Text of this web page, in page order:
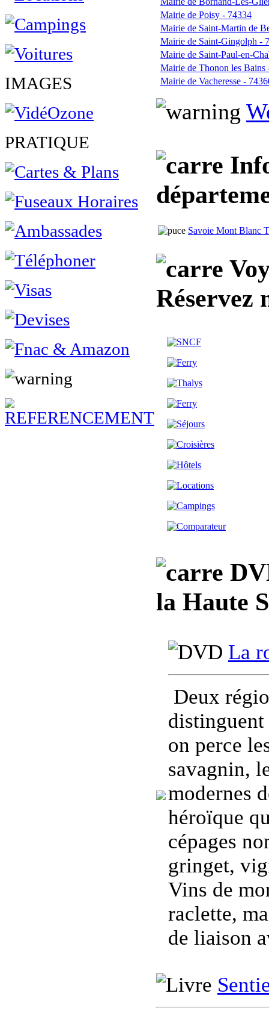
IMAGES
PRATIQUE
Mairie de Poisy - 74334
Mairie de Saint-Martin de
Mairie de Saint-Gingolph -
Mairie de Saint-Paul-en-
Mairie de Thonon les Bains
Mairie de Vacheresse -
Savoie Mont Blanc
Réservez
la Haute
La
Deux
on perce
savagnin,
modernes
héroïque
cépages
gringet,
Vins de
raclette,
de liaison